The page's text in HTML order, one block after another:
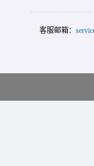
客服邮箱：